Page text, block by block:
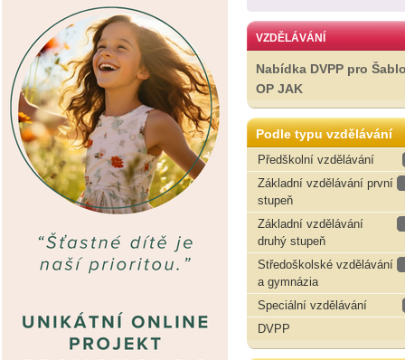
VZDĚLÁVÁNÍ
Nabídka DVPP pro
OP JAK
Podle typu vzdělávání
Předškolní vzdělávání
Základní vzdělávání první
stupeň
Základní vzdělávání
druhý stupeň
Středoškolské vzdělávání
a gymnázia
Speciální vzdělávání
DVPP